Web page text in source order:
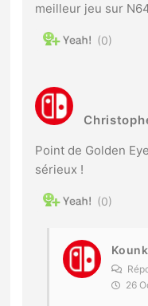
meilleur jeu sur
0
Point de Golden
sérieux !
0
26